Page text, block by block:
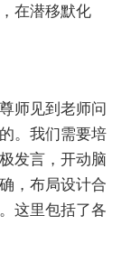
在潜移默化
师见到老师问
。我们需要培
发言，开动脑
，布局设计合
这里包括了各